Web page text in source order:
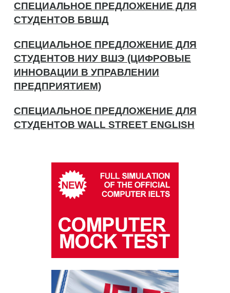
СПЕЦИАЛЬНОЕ ПРЕДЛОЖЕНИЕ ДЛЯ
СТУДЕНТОВ БВШД
СПЕЦИАЛЬНОЕ ПРЕДЛОЖЕНИЕ ДЛЯ
СТУДЕНТОВ НИУ ВШЭ (ЦИФРОВЫЕ
ИННОВАЦИИ В УПРАВЛЕНИИ
ПРЕДПРИЯТИЕМ)
СПЕЦИАЛЬНОЕ ПРЕДЛОЖЕНИЕ ДЛЯ
СТУДЕНТОВ WALL STREET ENGLISH